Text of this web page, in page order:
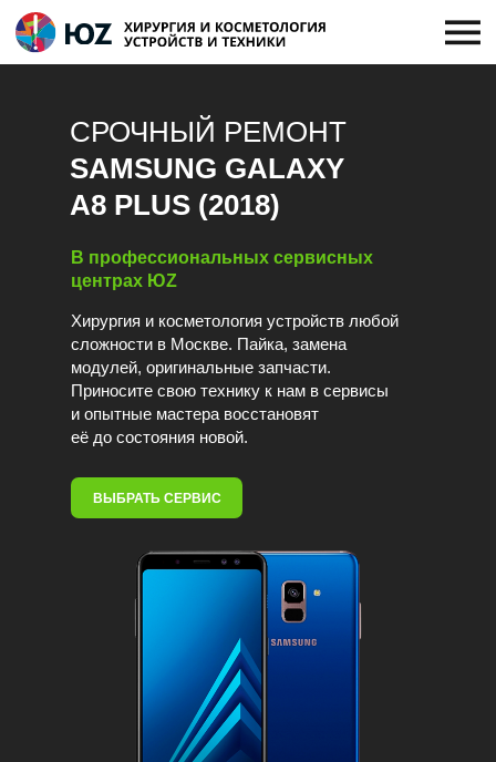
Хирургия и косметология устройств любой
сложности в Москве. Пайка, замена
модулей, оригинальные запчасти.
Приносите свою технику к нам в сервисы
и опытные мастера восстановят
её до состояния новой.
В профессиональных сервисных
центрах ЮZ
ВЫБРАТЬ СЕРВИС
СРОЧНЫЙ РЕМОНТ
SAMSUNG GALAXY
A8 PLUS (2018)